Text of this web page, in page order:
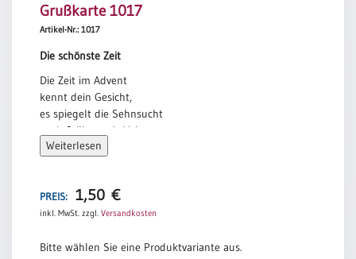
Grußkarte 1017
Artikel-Nr.: 1017
Die schönste Zeit
Die Zeit im Advent
kennt dein Gesicht,
es spiegelt die Sehnsucht
nach Stille, nach Licht.
Es ist die Zeit
die suchenden Herzen.
Sabine Ulrich
Weiterlesen
PREIS: 1,50 €
inkl. MwSt. zzgl. Versandkosten
Bitte wählen Sie eine Produktvariante aus.